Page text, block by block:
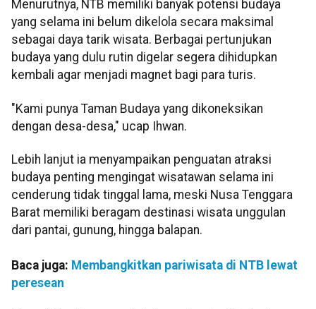
Menurutnya, NTB memiliki banyak potensi budaya
yang selama ini belum dikelola secara maksimal
sebagai daya tarik wisata. Berbagai pertunjukan
budaya yang dulu rutin digelar segera dihidupkan
kembali agar menjadi magnet bagi para turis.
"Kami punya Taman Budaya yang dikoneksikan
dengan desa-desa," ucap Ihwan.
Lebih lanjut ia menyampaikan penguatan atraksi
budaya penting mengingat wisatawan selama ini
cenderung tidak tinggal lama, meski Nusa Tenggara
Barat memiliki beragam destinasi wisata unggulan
dari pantai, gunung, hingga balapan.
Baca juga: Membangkitkan pariwisata di NTB lewat
peresean